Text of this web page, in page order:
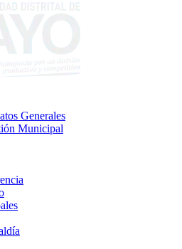
Generales
Municipal